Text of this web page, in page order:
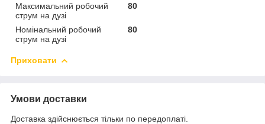
Максимальний робочий
струм на дузі
80
Номінальний робочий
струм на дузі
80
Приховати
Умови доставки
Доставка здійснюється тільки по передоплаті.